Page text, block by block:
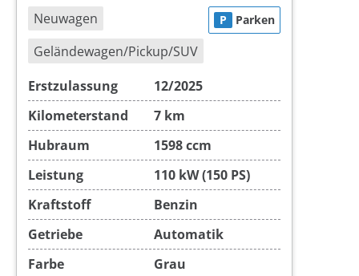
Neuwagen
Geländewagen/Pickup/SUV
P Parken
Erstzulassung
12/2025
Kilometerstand
7 km
Hubraum
1598 ccm
Leistung
110 kW (150 PS)
Kraftstoff
Benzin
Getriebe
Automatik
Farbe
Grau